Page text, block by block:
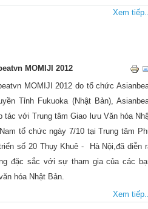
Xem
MOMIJI 2012
MOMIJI 2012 do tổ chức
Tỉnh Fukuoka (Nhật Bản),
tác với Trung tâm Giao lưu Văn hóa
tổ chức ngày 7/10 tại Trung tâm
số 20 Thụy Khuê - Hà Nội,đã diễn
đặc sắc với sự tham gia của các
hóa Nhật Bản.
Xem